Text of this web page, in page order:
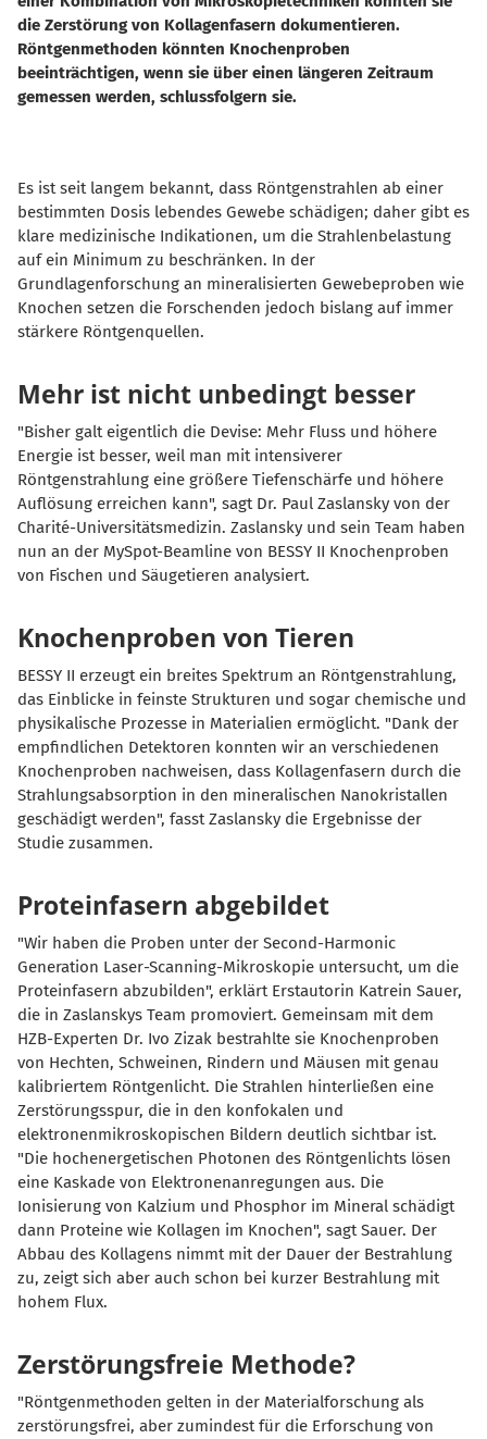
die Zerstörung von Kollagenfasern dokumentieren.
Röntgenmethoden könnten Knochenproben
beeinträchtigen, wenn sie über einen längeren Zeitraum
gemessen werden, schlussfolgern sie.
Es ist seit langem bekannt, dass Röntgenstrahlen ab einer
bestimmten Dosis lebendes Gewebe schädigen; daher gibt es
klare medizinische Indikationen, um die Strahlenbelastung
auf ein Minimum zu beschränken. In der
Grundlagenforschung an mineralisierten Gewebeproben wie
Knochen setzen die Forschenden jedoch bislang auf immer
stärkere Röntgenquellen.
Mehr ist nicht unbedingt besser
"Bisher galt eigentlich die Devise: Mehr Fluss und höhere
Energie ist besser, weil man mit intensiverer
Röntgenstrahlung eine größere Tiefenschärfe und höhere
Auflösung erreichen kann", sagt Dr. Paul Zaslansky von der
Charité-Universitätsmedizin. Zaslansky und sein Team haben
nun an der MySpot-Beamline von BESSY II Knochenproben
von Fischen und Säugetieren analysiert.
Knochenproben von Tieren
BESSY II erzeugt ein breites Spektrum an Röntgenstrahlung,
das Einblicke in feinste Strukturen und sogar chemische und
physikalische Prozesse in Materialien ermöglicht. "Dank der
empfindlichen Detektoren konnten wir an verschiedenen
Knochenproben nachweisen, dass Kollagenfasern durch die
Strahlungsabsorption in den mineralischen Nanokristallen
geschädigt werden", fasst Zaslansky die Ergebnisse der
Studie zusammen.
Proteinfasern abgebildet
"Wir haben die Proben unter der Second-Harmonic
Generation Laser-Scanning-Mikroskopie untersucht, um die
Proteinfasern abzubilden", erklärt Erstautorin Katrein Sauer,
die in Zaslanskys Team promoviert. Gemeinsam mit dem
HZB-Experten Dr. Ivo Zizak bestrahlte sie Knochenproben
von Hechten, Schweinen, Rindern und Mäusen mit genau
kalibriertem Röntgenlicht. Die Strahlen hinterließen eine
Zerstörungsspur, die in den konfokalen und
elektronenmikroskopischen Bildern deutlich sichtbar ist.
"Die hochenergetischen Photonen des Röntgenlichts lösen
eine Kaskade von Elektronenanregungen aus. Die
Ionisierung von Kalzium und Phosphor im Mineral schädigt
dann Proteine wie Kollagen im Knochen", sagt Sauer. Der
Abbau des Kollagens nimmt mit der Dauer der Bestrahlung
zu, zeigt sich aber auch schon bei kurzer Bestrahlung mit
hohem Flux.
Zerstörungsfreie Methode?
"Röntgenmethoden gelten in der Materialforschung als
zerstörungsfrei, aber zumindest für die Erforschung von